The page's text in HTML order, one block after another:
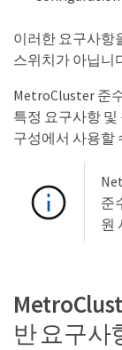
이러한 요구사항
스위치가 아닙니
MetroCluster 준
특정 요구사항
구성에서 사용할
준
원
반 요구사